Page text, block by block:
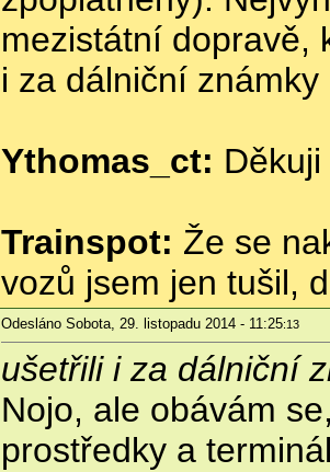
mezistátní dopravě,
i za dálniční
Ythomas_ct:
Trainspot: Že se
vozů jsem jen tušil,
Odesláno Sobota, 29. listopadu 2014 - 11:25:13
ušetřili i za dálniční
Nojo, ale obávám
prostředky a